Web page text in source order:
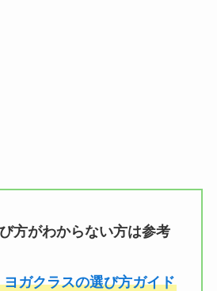
方がわからない方は参考
ガクラスの選び方ガイド